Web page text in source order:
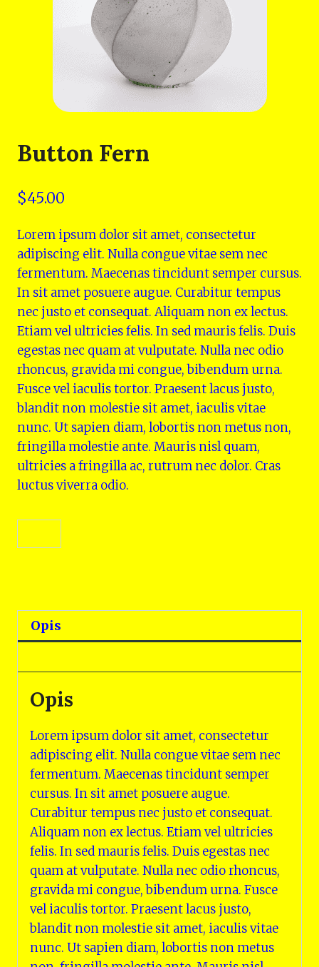
Button Fern
$45.00
Lorem ipsum dolor sit amet, consectetur
adipiscing elit. Nulla congue vitae sem nec
fermentum. Maecenas tincidunt semper cursus.
In sit amet posuere augue. Curabitur tempus
nec justo et consequat. Aliquam non ex lectus.
Etiam vel ultricies felis. In sed mauris felis. Duis
egestas nec quam at vulputate. Nulla nec odio
rhoncus, gravida mi congue, bibendum urna.
Fusce vel iaculis tortor. Praesent lacus justo,
blandit non molestie sit amet, iaculis vitae
nunc. Ut sapien diam, lobortis non metus non,
fringilla molestie ante. Mauris nisl quam,
ultricies a fringilla ac, rutrum nec dolor. Cras
luctus viverra odio.
Button
Opis
Opis
Lorem ipsum dolor sit amet, consectetur
adipiscing elit. Nulla congue vitae sem nec
fermentum. Maecenas tincidunt semper
cursus. In sit amet posuere augue.
Curabitur tempus nec justo et consequat.
Aliquam non ex lectus. Etiam vel ultricies
felis. In sed mauris felis. Duis egestas nec
quam at vulputate. Nulla nec odio rhoncus,
gravida mi congue, bibendum urna. Fusce
vel iaculis tortor. Praesent lacus justo,
blandit non molestie sit amet, iaculis vitae
nunc. Ut sapien diam, lobortis non metus